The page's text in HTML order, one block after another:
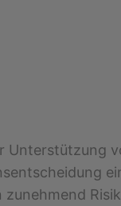
Unterstützung